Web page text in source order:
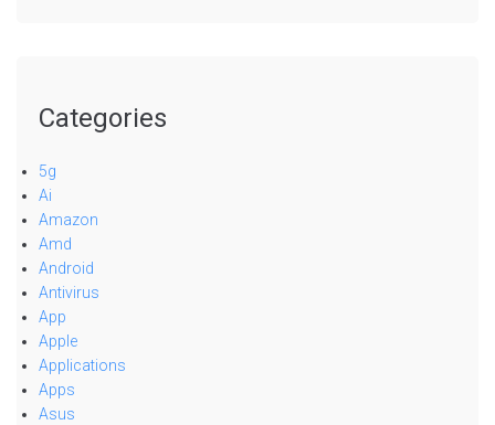
Categories
5g
Ai
Amazon
Amd
Android
Antivirus
App
Apple
Applications
Apps
Asus